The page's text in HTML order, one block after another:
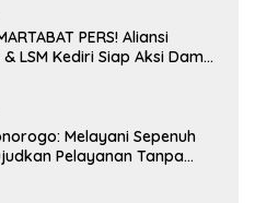
PERS! Aliansi
LSM Kediri Siap Aksi Damai:
Melayani Sepenuh
Pelayanan Tanpa